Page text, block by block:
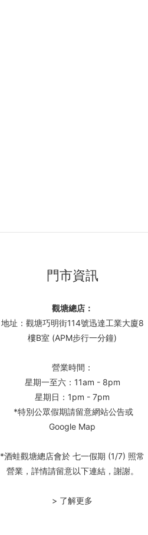
門市資訊
觀塘總店：
地址：觀塘巧明街114號迅達工業大廈8
樓B室 (APM步行一分鐘)
營業時間：
星期一至六：11am - 8pm
星期日：1pm - 7pm
*特別公眾假期請留意網站公告或
Google Map
*酒蛙觀塘總店會於 七一假期 (1/7) 照常
營業，詳情請留意以下連結，謝謝。
> 了解更多